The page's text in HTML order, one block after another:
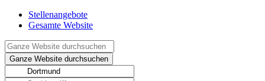
Stellenangebote
Gesamte Website